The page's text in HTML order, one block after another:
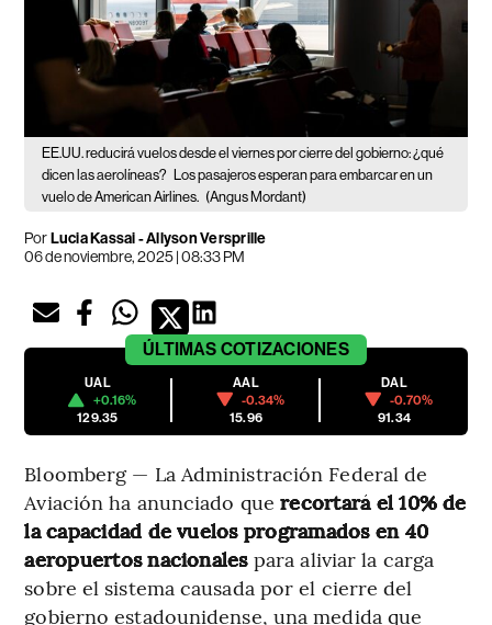
EE.UU. reducirá vuelos desde el viernes por cierre del gobierno: ¿qué
dicen las aerolíneas?
Los pasajeros esperan para embarcar en un
vuelo de American Airlines. (Angus Mordant)
PorLucia Kassai - Allyson Versprille
06 de noviembre, 2025 | 08:33 PM
ÚLTIMAS COTIZACIONES
UAL
+0.16%
129.35
AAL
-0.34%
15.96
DAL
-0.70%
91.34
Bloomberg — La Administración Federal de
Aviación ha anunciado que recortará el 10% de
la capacidad de vuelos programados en 40
aeropuertos nacionales para aliviar la carga
sobre el sistema causada por el cierre del
gobierno estadounidense, una medida que